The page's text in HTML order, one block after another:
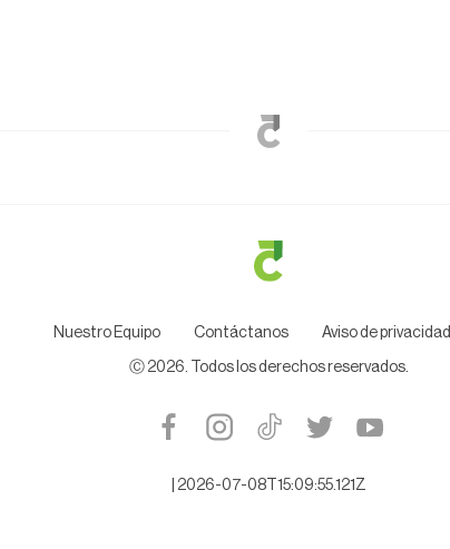
Nuestro Equipo Contáctanos Aviso de privacidad
Ⓒ 2026 . Todos los derechos reservados.
2026-07-08T15:09:55.121Z